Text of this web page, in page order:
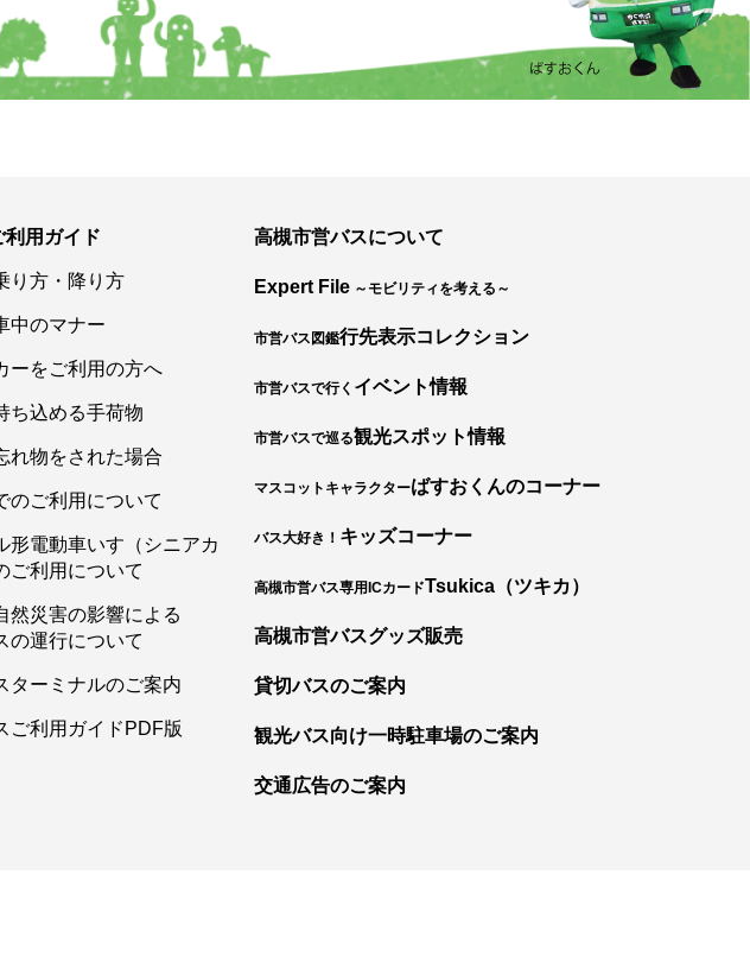
利用ガイド
り方・降り方
中のマナー
ーをご利用の方へ
ち込める手荷物
れ物をされた場合
のご利用について
形電動車いす（シニアカ
ご利用について
然災害の影響による
の運行について
ターミナルのご案内
ご利用ガイドPDF版
高槻市営バスについて
Expert File ～モビリティを考える～
市営バス図鑑行先表示コレクション
市営バスで行く イベント情報
市営バスで巡る観光スポット情報
マスコットキャラクターばすおくんのコーナー
バス大好き！ キッズコーナー
高槻市営バス専用ICカードTsukica（ツキカ）
高槻市営バスグッズ販売
貸切バスのご案内
観光バス向け一時駐車場のご案内
交通広告のご案内